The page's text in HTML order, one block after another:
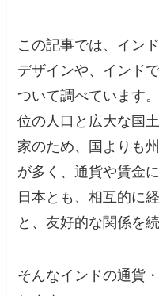
この記事では、イン
デザインや、インド
ついて調べています
位の人口と広大な国
家のため、国よりも
が多く、通貨や賃金
日本とも、相互的に
と、友好的な関係を
そんなインドの通貨